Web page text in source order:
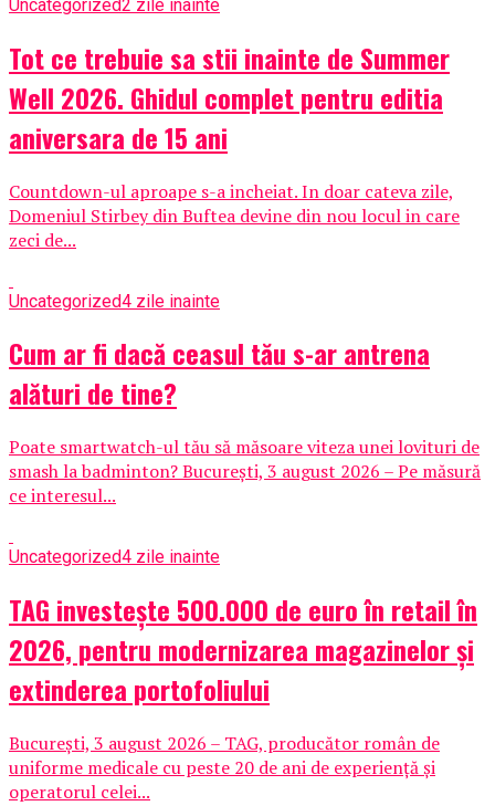
Uncategorized2 zile inainte
Tot ce trebuie sa stii inainte de Summer
Well 2026. Ghidul complet pentru editia
aniversara de 15 ani
Countdown-ul aproape s-a incheiat. In doar cateva zile,
Domeniul Stirbey din Buftea devine din nou locul in care
zeci de...
Uncategorized4 zile inainte
Cum ar fi dacă ceasul tău s-ar antrena
alături de tine?
Poate smartwatch-ul tău să măsoare viteza unei lovituri de
smash la badminton? București, 3 august 2026 – Pe măsură
ce interesul...
Uncategorized4 zile inainte
TAG investește 500.000 de euro în retail în
2026, pentru modernizarea magazinelor și
extinderea portofoliului
București, 3 august 2026 – TAG, producător român de
uniforme medicale cu peste 20 de ani de experiență și
operatorul celei...